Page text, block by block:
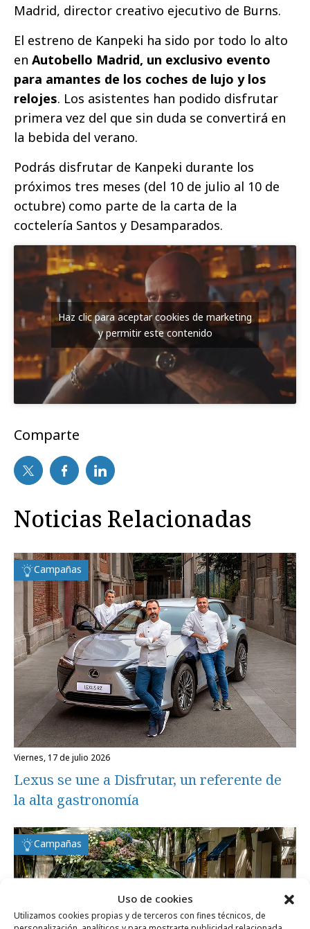
Uso de cookies
Utilizamos cookies propias y de terceros con fines técnicos, de
Madrid, director creativo ejecutivo de Burns.
El estreno de Kanpeki ha sido por todo lo alto
en Autobello Madrid, un exclusivo evento
para amantes de los coches de lujo y los
relojes. Los asistentes han podido disfrutar
primera vez del que sin duda se convertirá en
la bebida del verano.
Podrás disfrutar de Kanpeki durante los
próximos tres meses (del 10 de julio al 10 de
octubre) como parte de la carta de la
coctelería Santos y Desamparados.
Haz clic para aceptar cookies de marketing
y permitir este contenido
Comparte
Noticias Relacionadas
Campañas
viernes, 17 de julio 2026
Lexus se une a Disfrutar, un referente de
la alta gastronomía
Campañas